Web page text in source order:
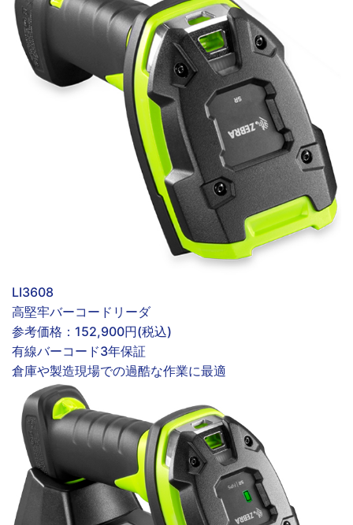
LI3608
高堅牢バーコードリーダ
参考価格： 152,900円(税込)
有線バーコード3年保証
倉庫や製造現場での過酷な作業に最適